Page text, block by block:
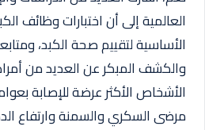
العالمية إلى أن اختبارات وظائف
الأساسية لتقييم صحة الكبد،
والكشف المبكر عن العديد من
الأشخاص الأكثر عرضة للإصابة
مرضى السكري والسمنة وارتفاع